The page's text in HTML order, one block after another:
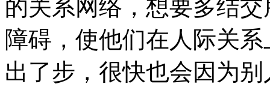
的关系网络，想要多结
障碍，使他们在人际关
出了步，很快也会因为